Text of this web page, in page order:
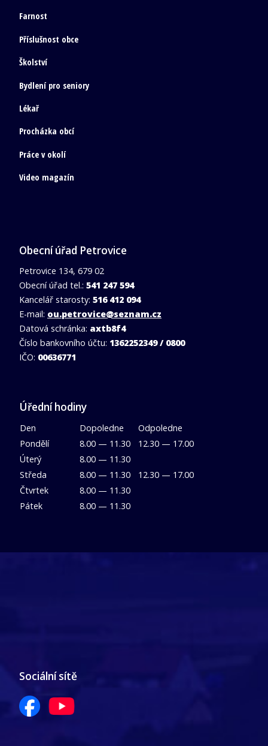
Farnost
Příslušnost obce
Školství
Bydlení pro seniory
Lékař
Procházka obcí
Práce v okolí
Video magazín
Obecní úřad Petrovice
Petrovice 134, 679 02
Obecní úřad tel.: 541 247 594
Kancelář starosty: 516 412 094
E-mail: ou.petrovice@seznam.cz
Datová schránka: axtb8f4
Číslo bankovního účtu: 1362252349 / 0800
IČO: 00636771
Úřední hodiny
Den Dopoledne
Odpoledne
Pondělí
8.00 — 11.30
12.30 — 17.00
Úterý
8.00 — 11.30
Středa
8.00 — 11.30
12.30 — 17.00
Čtvrtek
8.00 — 11.30
Pátek
8.00 — 11.30
Sociální sítě